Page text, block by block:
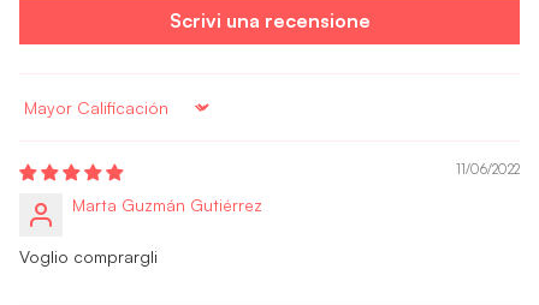
Scrivi una recensione
Sort by
11/06/2022
Marta Guzmán Gutiérrez
Voglio comprargli